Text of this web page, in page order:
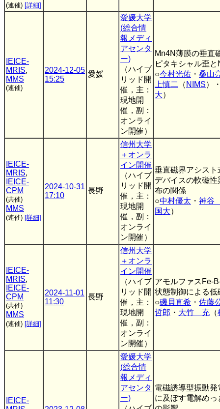
(連催) [詳細]
IEICE-
MRIS,
MMS
(連催)
2024-12-05
15:25
愛媛
愛媛大学
(総合情
報メディ
アセンタ
ー)
（ハイブ
リッド開
催，主：
現地開
催，副：
オンライ
ン開催）
Mn4N薄膜の垂直
ピタキシャル歪
○今村光佑 ・ 桑山
上慎二
（ NIMS）
大）
IEICE-
MRIS,
IEICE-
CPM
(共催)
MMS
(連催) [詳細]
2024-10-31
17:10
長野
信州大学
＋オンラ
イン開催
（ハイブ
リッド開
催，主：
現地開
催，副：
オンライ
ン開催）
垂直磁界アシス
デバイスの軟磁
布の関係
○中村優太 ・ 神谷
国大）
IEICE-
MRIS,
IEICE-
CPM
(共催)
MMS
(連催) [詳細]
2024-11-01
11:30
長野
信州大学
＋オンラ
イン開催
（ハイブ
リッド開
催，主：
現地開
催，副：
オンライ
ン開催）
アモルファスFe-
状態制御による低
○磯貝直希 ・ 佐藤
哲郎 ・ 大竹 充 （
IEICE-
愛媛大学
(総合情
報メディ
アセンタ
ー)
電磁誘導型振動
に及ぼす電解め